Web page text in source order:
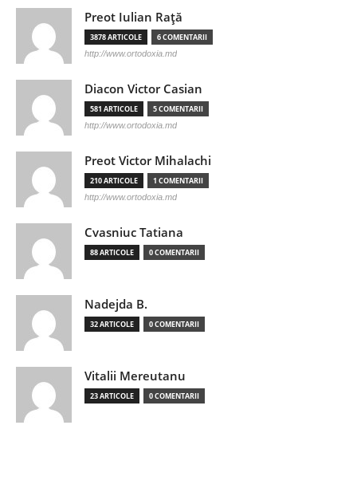
Preot Iulian Raţă
3878 ARTICOLE 6 COMENTARII
http://www.ortodoxia.md
Diacon Victor Casian
581 ARTICOLE 5 COMENTARII
http://www.ortodoxia.md
Preot Victor Mihalachi
210 ARTICOLE 1 COMENTARII
http://www.ortodoxia.md
Cvasniuc Tatiana
88 ARTICOLE 0 COMENTARII
Nadejda B.
32 ARTICOLE 0 COMENTARII
Vitalii Mereutanu
23 ARTICOLE 0 COMENTARII